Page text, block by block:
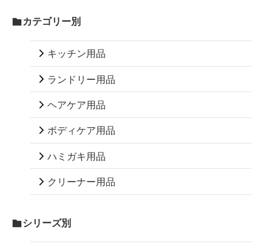
カテゴリー別
キッチン用品
ランドリー用品
ヘアケア用品
ボディケア用品
ハミガキ用品
クリーナー用品
シリーズ別